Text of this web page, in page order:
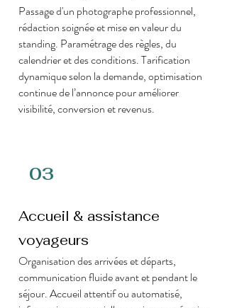
Passage d'un photographe professionnel,
rédaction soignée et mise en valeur du
standing. Paramétrage des règles, du
calendrier et des conditions. Tarification
dynamique selon la demande, optimisation
continue de l’annonce pour améliorer
visibilité, conversion et revenus.
03
Accueil & assistance
voyageurs
Organisation des arrivées et départs,
communication fluide avant et pendant le
séjour. Accueil attentif ou automatisé,